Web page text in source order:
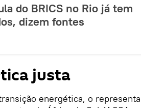
do BRICS no Rio já tem
dizem fontes
justa
energética, o